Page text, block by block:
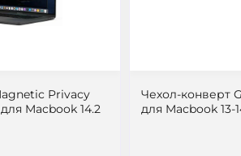
Privacy
Macbook 14.2
Чехол-конверт
для Macbook